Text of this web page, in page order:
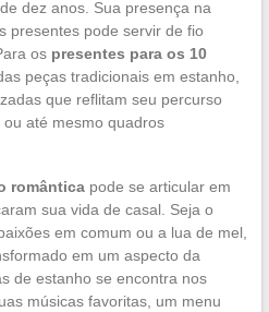
dez anos. Sua presença na
presentes pode servir de fio
os presentes para os 10
peças tradicionais em estanho,
que reflitam seu percurso
até mesmo quadros
românticapode se articular em
sua vida de casal. Seja o
em comum ou a lua de mel,
em um aspecto da
de estanho se encontra nos
músicas favoritas, um menu